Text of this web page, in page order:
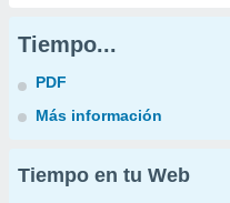
Tiempo...
PDF
Más información
Tiempo en tu Web